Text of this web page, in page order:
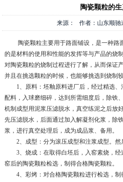
陶瓷颗粒的
来源： 作者：山东顺驰
陶瓷颗粒主要用于路面铺设，是一种路
的是材料的使用和性能的发挥等与产品的烧
对陶瓷颗粒的烧制过程进行了解，从而保证
并且在挑选颗粒的时候，也能够挑选到烧制
1、原料：坯釉原料进厂后，经过精选、
配料，入球磨细碎，达到所需细度后，除铁
机制成型用泥浆压滤脱水，真空练泥之后放
先压滤脱水，后面通过加入解凝剂化浆，除
浆，进行真空处理后，成为成品浆、备用。
2、成型：分为滚压成型和注浆成型。然
3、烧成：在取得白坯后，入窑素烧，经
窑后的陶瓷颗粒检选，制得合格陶瓷颗粒。
4、彩烤：对合格陶瓷颗粒进行检选，制